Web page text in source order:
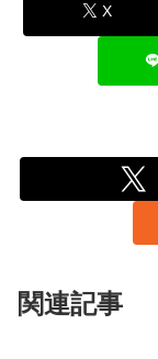
X
関連記事